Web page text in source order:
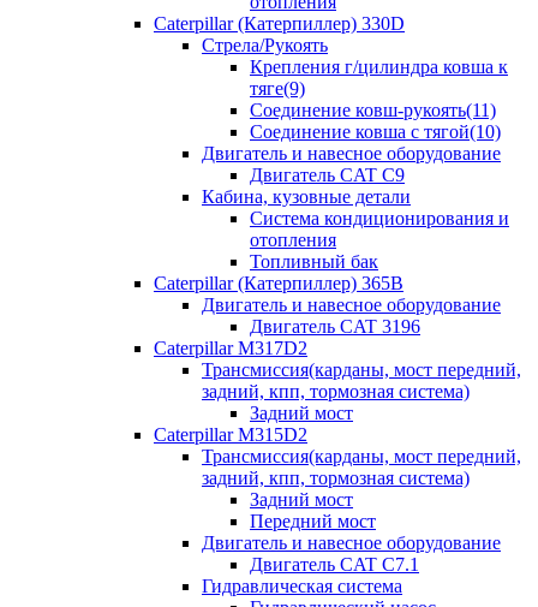
Caterpillar (Катерпиллер) 330D
Стрела/Рукоять
Крепления г/цилиндра ковша к
тяге(9)
Соединение ковш-рукоять(11)
Соединение ковша с тягой(10)
Двигатель и навесное оборудование
Двигатель CAT C9
Кабина, кузовные детали
Система кондиционирования и
отопления
Топливный бак
Caterpillar (Катерпиллер) 365B
Двигатель и навесное оборудование
Двигатель CAT 3196
Caterpillar M317D2
Трансмиссия(карданы, мост передний,
задний, кпп, тормозная система)
Задний мост
Caterpillar M315D2
Трансмиссия(карданы, мост передний,
задний, кпп, тормозная система)
Задний мост
Передний мост
Двигатель и навесное оборудование
Двигатель CAT C7.1
Гидравлическая система